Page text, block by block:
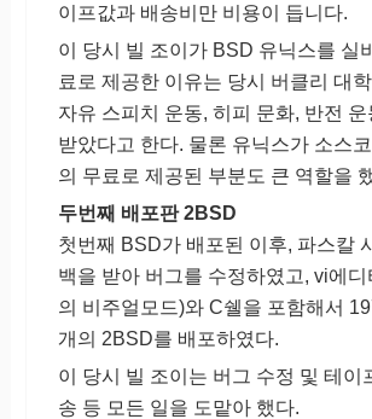
이프값과 배송비만 비용이 듭니다.
이 당시 빌 조이가 BSD 유닉스를 실
료로 제공한 이유는 당시 버클리 대
자유 스피치 운동, 히피 문화, 반전
받았다고 한다. 물론 유닉스가 소스
의 무료로 제공된 부분도 큰 역할을
두번째 배포판 2BSD
첫번째 BSD가 배포된 이후, 파스칼
백을 받아 버그를 수정하였고, vi에디
의 비주얼모드)와 C쉘을 포함해서
개의 2BSD를 배포하였다.
이 당시 빌 조이는 버그 수정 및 테이
송 등 모든 일을 도맡아 했다.